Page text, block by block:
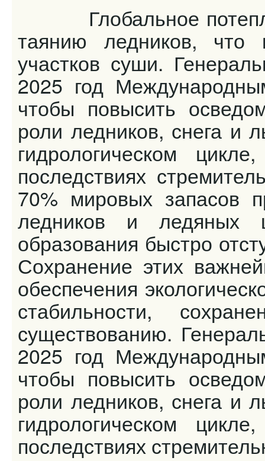
Глобальное
таянию ледников, что
участков суши.
2025 год
чтобы повысить
роли ледников, снега и
гидрологическом
последствиях
70% мировых запасов
ледников и ледяных
образования быстро
Сохранение этих
обеспечения
стабильности,
существованию.
2025 год
чтобы повысить
роли ледников, снега и
гидрологическом
последствиях